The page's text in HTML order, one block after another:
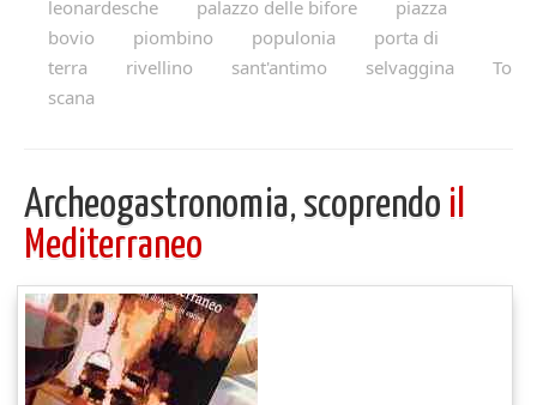
leonardesche
palazzo delle bifore
piazza
bovio
piombino populonia
porta di
terra
rivellino sant'antimo selvaggina
To
scana
Archeogastronomia, scoprendo il
Mediterraneo